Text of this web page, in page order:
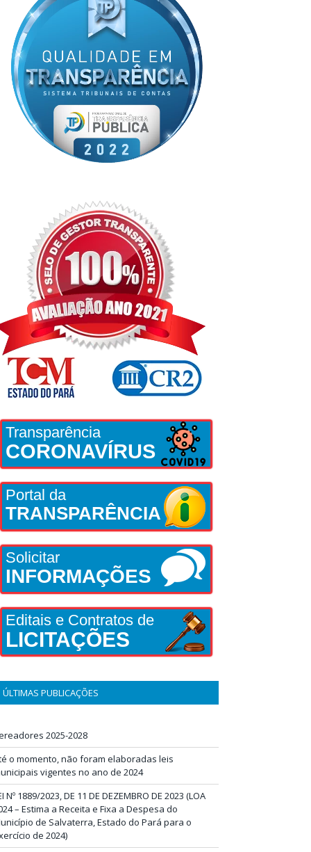
Transparência
CORONAVÍRUS
Portal da
TRANSPARÊNCIA
Solicitar
INFORMAÇÕES
Editais e Contratos de
LICITAÇÕES
ÚLTIMAS PUBLICAÇÕES
2025-2028
o momento, não foram elaboradas leis
vigentes no ano de 2024
Nº 1889/2023, DE 11 DE DEZEMBRO DE 2023 (LOA
– Estima a Receita e Fixa a Despesa do
de Salvaterra, Estado do Pará para o
de 2024)